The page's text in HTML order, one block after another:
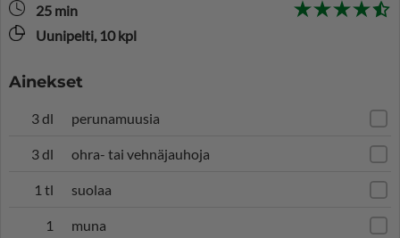
25 min
Uunipelti, 10 kpl
Ainekset
3 dl perunamuusia
3 dl ohra- tai vehnäjauhoja
1 tl suolaa
1 muna